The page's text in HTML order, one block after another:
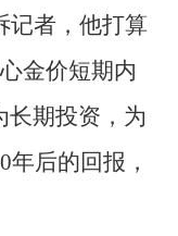
记者，他打算
金价短期内
长期投资，为
后的回报，